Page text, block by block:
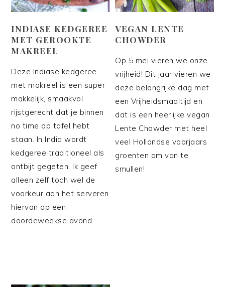
INDIASE KEDGEREE
MET GEROOKTE
MAKREEL
Deze Indiase kedgeree
met makreel is een super
makkelijk, smaakvol
rijstgerecht dat je binnen
no time op tafel hebt
staan. In India wordt
kedgeree traditioneel als
ontbijt gegeten. Ik geef
alleen zelf toch wel de
voorkeur aan het serveren
hiervan op een
doordeweekse avond.
VEGAN LENTE
CHOWDER
Op 5 mei vieren we onze
vrijheid! Dit jaar vieren we
deze belangrijke dag met
een Vrijheidsmaaltijd en
dat is een heerlijke vegan
Lente Chowder met heel
veel Hollandse voorjaars
groenten om van te
smullen!